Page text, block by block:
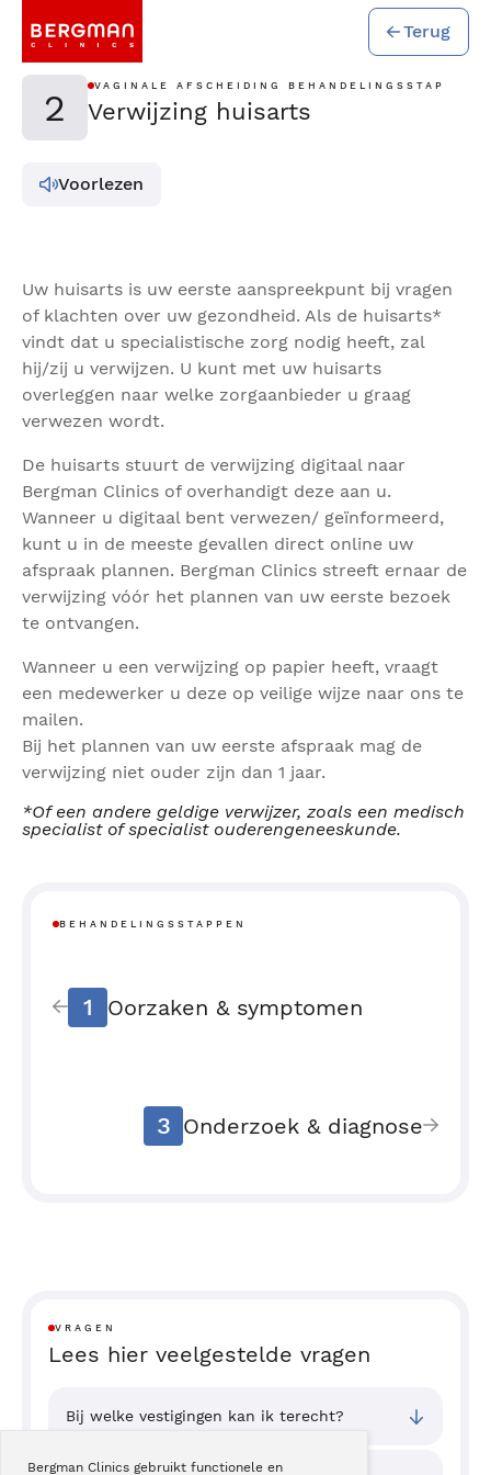
Bergman Clinics gebruikt functionele en
Terug
2 VAGINALE AFSCHEIDING BEHANDELINGSSTAP
Verwijzing huisarts
Voorlezen
Uw huisarts is uw eerste aanspreekpunt bij vragen
of klachten over uw gezondheid. Als de huisarts*
vindt dat u specialistische zorg nodig heeft, zal
hij/zij u verwijzen. U kunt met uw huisarts
overleggen naar welke zorgaanbieder u graag
verwezen wordt.
De huisarts stuurt de verwijzing digitaal naar
Bergman Clinics of overhandigt deze aan u.
Wanneer u digitaal bent verwezen/ geïnformeerd,
kunt u in de meeste gevallen direct online uw
afspraak plannen. Bergman Clinics streeft ernaar de
verwijzing vóór het plannen van uw eerste bezoek
te ontvangen.
Wanneer u een verwijzing op papier heeft, vraagt
een medewerker u deze op veilige wijze naar ons te
mailen.
Bij het plannen van uw eerste afspraak mag de
verwijzing niet ouder zijn dan 1 jaar.
*Of een andere geldige verwijzer, zoals een medisch
specialist of specialist ouderengeneeskunde.
BEHANDELINGSSTAPPEN
1 Oorzaken & symptomen
3 Onderzoek & diagnose
VRAGEN
Lees hier veelgestelde vragen
Bij welke vestigingen kan ik terecht?